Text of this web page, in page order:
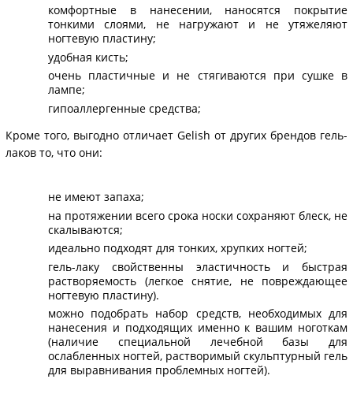
комфортные в нанесении, наносятся покрытие
тонкими слоями, не нагружают и не утяжеляют
ногтевую пластину;
удобная кисть;
очень пластичные и не стягиваются при сушке в
лампе;
гипоаллергенные средства;
Кроме того, выгодно отличает Gelish от других брендов гель-
лаков то, что они:
не имеют запаха;
на протяжении всего срока носки сохраняют блеск, не
скалываются;
идеально подходят для тонких, хрупких ногтей;
гель-лаку свойственны эластичность и быстрая
растворяемость (легкое снятие, не повреждающее
ногтевую пластину).
можно подобрать набор средств, необходимых для
нанесения и подходящих именно к вашим ноготкам
(наличие специальной лечебной базы для
ослабленных ногтей, растворимый скульптурный гель
для выравнивания проблемных ногтей).